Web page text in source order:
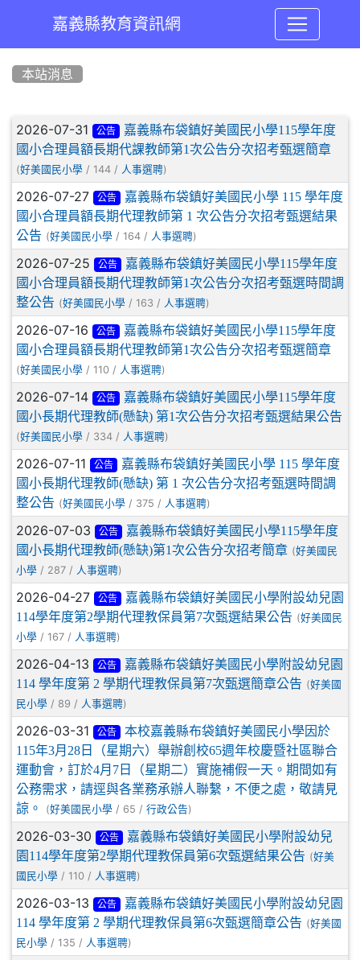
嘉義縣教育資訊網
本站消息
文章列表
2026-07-31 公告
嘉義縣布袋鎮好美國民小學115學年度
國小合理員額長期代課教師第1次公告分次招考甄選簡章
(好美國民小學 / 144 / 人事選聘)
2026-07-27 公告
嘉義縣布袋鎮好美國民小學 115 學年度
國小合理員額長期代理教師第 1 次公告分次招考甄選結果
公告 (好美國民小學 / 164 / 人事選聘)
2026-07-25 公告
嘉義縣布袋鎮好美國民小學115學年度
國小合理員額長期代理教師第1次公告分次招考甄選時間調
整公告 (好美國民小學 / 163 / 人事選聘)
2026-07-16 公告
嘉義縣布袋鎮好美國民小學115學年度
國小合理員額長期代理教師第1次公告分次招考甄選簡章
(好美國民小學 / 110 / 人事選聘)
2026-07-14 公告
嘉義縣布袋鎮好美國民小學115學年度
國小長期代理教師(懸缺) 第1次公告分次招考甄選結果公告
(好美國民小學 / 334 / 人事選聘)
2026-07-11 公告
嘉義縣布袋鎮好美國民小學 115 學年度
國小長期代理教師(懸缺) 第 1 次公告分次招考甄選時間調
整公告 (好美國民小學 / 375 / 人事選聘)
2026-07-03 公告
嘉義縣布袋鎮好美國民小學115學年度
國小長期代理教師(懸缺)第1次公告分次招考簡章 (好美國民
小學 / 287 / 人事選聘)
2026-04-27 公告
嘉義縣布袋鎮好美國民小學附設幼兒園
114學年度第2學期代理教保員第7次甄選結果公告 (好美國民
小學 / 167 / 人事選聘)
2026-04-13 公告
嘉義縣布袋鎮好美國民小學附設幼兒園
114 學年度第 2 學期代理教保員第7次甄選簡章公告 (好美國
民小學 / 89 / 人事選聘)
2026-03-31 公告
本校嘉義縣布袋鎮好美國民小學因於
115年3月28日（星期六）舉辦創校65週年校慶暨社區聯合
運動會，訂於4月7日（星期二）實施補假一天。期間如有
公務需求，請逕與各業務承辦人聯繫，不便之處，敬請見
諒。
(好美國民小學 / 65 / 行政公告)
2026-03-30 公告
嘉義縣布袋鎮好美國民小學附設幼兒
園114學年度第2學期代理教保員第6次甄選結果公告 (好美
國民小學 / 110 / 人事選聘)
2026-03-13 公告
嘉義縣布袋鎮好美國民小學附設幼兒園
114 學年度第 2 學期代理教保員第6次甄選簡章公告 (好美國
民小學 / 135 / 人事選聘)